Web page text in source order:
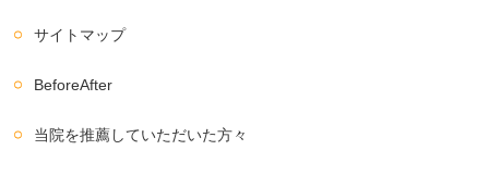
サイトマップ
BeforeAfter
当院を推薦していただいた方々